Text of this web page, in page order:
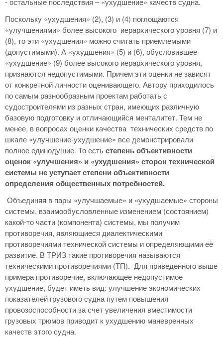
Поскольку «ухудшения» (2), (3) и (4) поглощаются
«улучшениями» более высокого иерархического уровня (7) и
(8), то эти «ухудшения» можно считать приемлемыми
(допустимыми). А «ухудшения» (5) и (6), обусловившее
«ухудшение» (9) более высокого иерархического уровня,
признаются недопустимыми. Причем эти оценки не зависят
от конкретной личности оценивающего. Автору приходилось
по самым разнообразным проектам работать с
судостроителями из разных стран, имеющих различную
базовую подготовку и отличающийся менталитет. Тем не
менее, в вопросах оценки качества технических средств по
шкале «улучшение-ухудшение» все демонстрировали
полное единодушие. То естьстепень объективности
оценок «улучшения» и «ухудшения» сторон технической
системы не уступает степени объективности
определения общественных потребностей.
Объединяя в пары «улучшаемые» и «ухудшаемые» стороны
системы, взаимообусловленные изменением (состоянием)
какой-то части (компонента) системы, мы получим
противоречия, являющиеся диалектическими
противоречиями технической системы и определяющими её
развитие. В ТРИЗ такие противоречия называются
техническими противоречиями (ТП). Для приведенного выше
примера противоречие, включающее недопустимое
ухудшение, будет иметь вид: улучшение экономических
показателей грузового судна путем повышения
провозоспособности за счет увеличения вместимости
грузовых трюмов приводит к ухудшению маневренных
качеств этого судна.